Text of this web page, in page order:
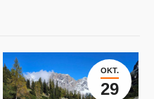
OKT.
29